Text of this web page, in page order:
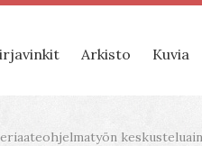
Arkisto Kuvia